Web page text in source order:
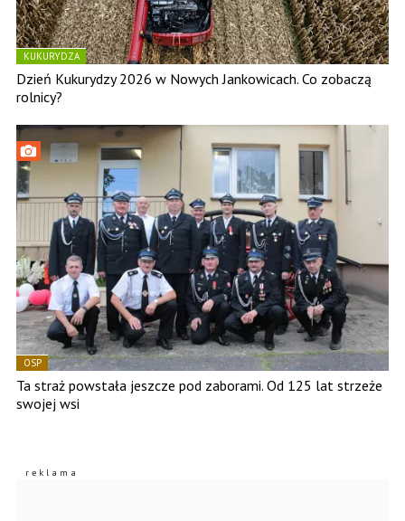
KUKURYDZA
Dzień Kukurydzy 2026 w Nowych Jankowicach. Co zobaczą
rolnicy?
OSP
Ta straż powstała jeszcze pod zaborami. Od 125 lat strzeże
swojej wsi